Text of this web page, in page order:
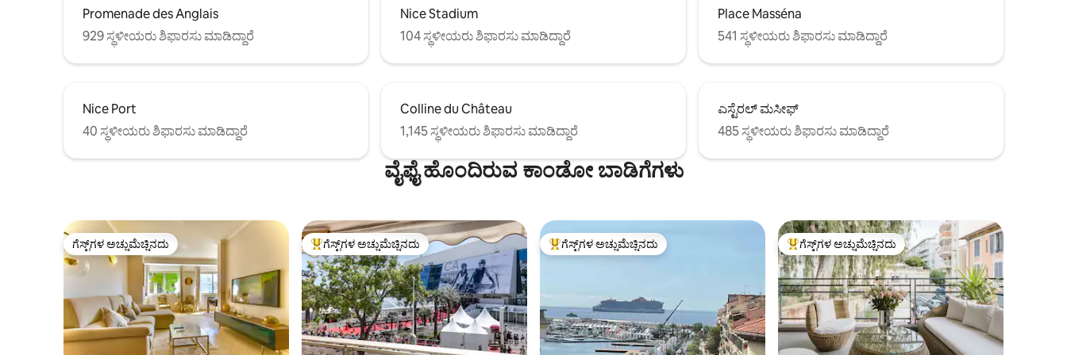
Promenade des Anglais
929 ಸ್ಥಳೀಯರು ಶಿಫಾರಸು ಮಾಡಿದ್ದಾರೆ
Nice Stadium
104 ಸ್ಥಳೀಯರು ಶಿಫಾರಸು ಮಾಡಿದ್ದಾರೆ
Place Masséna
541 ಸ್ಥಳೀಯರು ಶಿಫಾರಸು ಮಾಡಿದ್ದಾರೆ
Nice Port
40 ಸ್ಥಳೀಯರು ಶಿಫಾರಸು ಮಾಡಿದ್ದಾರೆ
Colline du Château
1,145 ಸ್ಥಳೀಯರು ಶಿಫಾರಸು ಮಾಡಿದ್ದಾರೆ
ಎಸ್ಟೆರಲ್ ಮಸೀಫ್
485 ಸ್ಥಳೀಯರು ಶಿಫಾರಸು ಮಾಡಿದ್ದಾರೆ
ವೈಫೈ ಹೊಂದಿರುವ ಕಾಂಡೋ ಬಾಡಿಗೆಗಳು
ಗೆಸ್ಟ್‌ಗಳ ಅಚ್ಚುಮೆಚ್ಚಿನದು
ಗೆಸ್ಟ್‌ಗಳ ಅಚ್ಚುಮೆಚ್ಚಿನದು ಗೆಸ್ಟ್‌ಗಳಿಗೆ ಅತಿ ಹೆಚ್ಚು ಅಚ್ಚುಮೆಚ್ಚಿನದು
ಗೆಸ್ಟ್‌ಗಳ ಅಚ್ಚುಮೆಚ್ಚಿನದು ಗೆಸ್ಟ್‌ಗಳಿಗೆ ಅತಿ ಹೆಚ್ಚು ಅಚ್ಚುಮೆಚ್ಚಿನದು
ಗೆಸ್ಟ್‌ಗಳ ಅಚ್ಚುಮೆಚ್ಚಿನದು ಗೆಸ್ಟ್‌ಗಳಿಗೆ ಅತಿ ಹೆಚ್ಚು ಅಚ್ಚುಮೆಚ್ಚಿನದು
ಗೆಸ್ಟ್‌ಗಳ ಅಚ್ಚುಮೆಚ್ಚಿನದು